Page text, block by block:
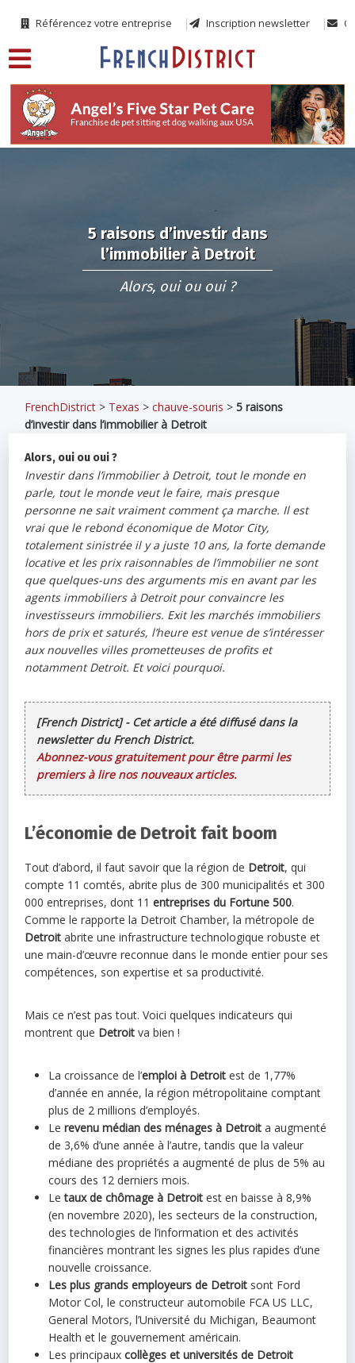
Référencez votre entreprise Inscription newsletter
5 raisons d’investir dans
l’immobilier à Detroit
Alors, oui ou oui ?
FrenchDistrict > Texas >chauve-souris >5 raisons
d’investir dans l’immobilier à Detroit
Alors, oui ou oui ?
Investir dans l’immobilier à Detroit, tout le monde en
parle, tout le monde veut le faire, mais presque
personne ne sait vraiment comment ça marche. Il est
vrai que le rebond économique de Motor City,
totalement sinistrée il y a juste 10 ans, la forte demande
locative et les prix raisonnables de l’immobilier ne sont
que quelques-uns des arguments mis en avant par les
agents immobiliers à Detroit pour convaincre les
investisseurs immobiliers. Exit les marchés immobiliers
hors de prix et saturés, l’heure est venue de s’intéresser
aux nouvelles villes prometteuses de profits et
notamment Detroit. Et voici pourquoi.
[French District] - Cet article a été diffusé dans la
newsletter du French District.
Abonnez-vous gratuitement pour être parmi les
premiers à lire nos nouveaux articles.
L’économie de Detroit fait boom
Tout d’abord, il faut savoir que la région de Detroit, qui
compte 11 comtés, abrite plus de 300 municipalités et 300
000 entreprises, dont 11entreprises du Fortune 500.
Comme le rapporte la Detroit Chamber, la métropole de
Detroit abrite une infrastructure technologique robuste et
une main-d’œuvre reconnue dans le monde entier pour ses
compétences, son expertise et sa productivité.
Mais ce n’est pas tout. Voici quelques indicateurs qui
montrent que Detroit va bien !
La croissance de l’emploi à Detroit est de 1,77%
d’année en année, la région métropolitaine comptant
plus de 2 millions d’employés.
Lerevenu médian des ménages à Detroit a augmenté
de 3,6% d’une année à l’autre, tandis que la valeur
médiane des propriétés a augmenté de plus de 5% au
cours des 12 derniers mois.
Letaux de chômage à Detroit est en baisse à 8,9%
(en novembre 2020), les secteurs de la construction,
des technologies de l’information et des activités
financières montrant les signes les plus rapides d’une
nouvelle croissance.
Les plus grands employeurs de Detroit sont Ford
Motor Col, le constructeur automobile FCA US LLC,
General Motors, l’Université du Michigan, Beaumont
Health et le gouvernement américain.
Les principaux collèges et universités de Detroit